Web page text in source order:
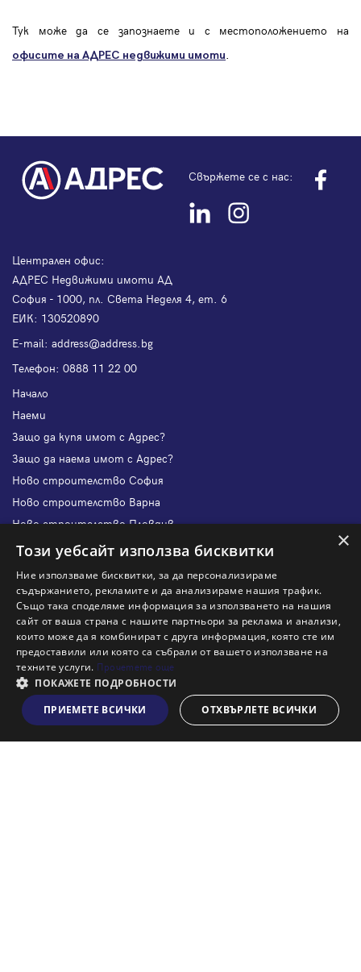
Виж на картата
Тук може да се запознаете и с местоположението на
офисите на АДРЕС недвижими имоти.
Свържете се с нас:
Централен офис:
АДРЕС Недвижими имоти АД
София - 1000, пл. Света Неделя 4, ет. 6
ЕИК: 130520890
Е-mail: address@address.bg
Телефон: 0888 11 22 00
Начало
Наеми
Защо да купя имот с Адрес?
Защо да наема имот с Адрес?
Ново строителство София
Ново строителство Варна
Ново строителство Пловдив
Ново строителство Бургас
Защо да отдам имот с Адрес?
Наши офиси
Кариери
Кои сме ние?
Франчайз
Блог
Искаш ли да получаваш актуална информация за пазара
на недвижими имоти?
×
Този уебсайт използва бисквитки
Ние използваме бисквитки, за да персонализираме
съдържанието, рекламите и да анализираме нашия трафик.
Също така споделяме информация за използването на нашия
сайт от ваша страна с нашите партньори за реклама и анализи,
които може да я комбинират с друга информация, която сте им
предоставили или която са събрали от вашето използване на
техните услуги. Прочетете още
ПОКАЖЕТЕ ПОДРОБНОСТИ
ПРИЕМЕТЕ ВСИЧКИ
ОТХВЪРЛЕТЕ ВСИЧКИ